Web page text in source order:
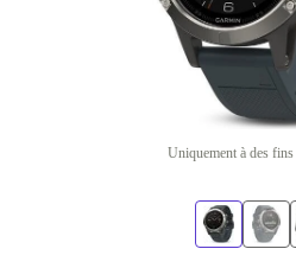
Uniquement à des